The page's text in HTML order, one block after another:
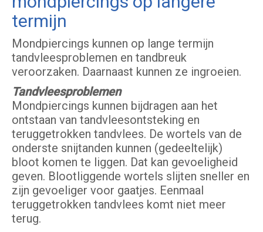
termijn
Mondpiercings kunnen op lange termijn
tandvleesproblemen en tandbreuk
veroorzaken. Daarnaast kunnen ze ingroeien.
Tandvleesproblemen
Mondpiercings kunnen bijdragen aan het
ontstaan van tandvleesontsteking en
teruggetrokken tandvlees. De wortels van de
onderste snijtanden kunnen (gedeeltelijk)
bloot komen te liggen. Dat kan gevoeligheid
geven. Blootliggende wortels slijten sneller en
zijn gevoeliger voor gaatjes. Eenmaal
teruggetrokken tandvlees komt niet meer
terug.